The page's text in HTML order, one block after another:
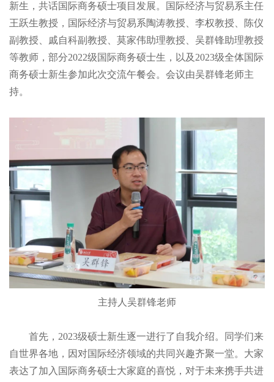
新生，共话国际商务硕士项目发展。国际经济与贸易系主任
王跃生教授，国际经济与贸易系陶涛教授、李权教授、陈仪
副教授、戚自科副教授、莫家伟助理教授、吴群锋助理教授
等教师，部分2022级国际商务硕士生，以及2023级全体国际
商务硕士新生参加此次交流午餐会。会议由吴群锋老师主
持。
主持人吴群锋老师
首先，2023级硕士新生逐一进行了自我介绍。同学们来
自世界各地，因对国际经济领域的共同兴趣齐聚一堂。大家
表达了加入国际商务硕士大家庭的喜悦，对于未来携手共进